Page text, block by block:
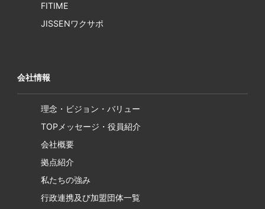
FITIME
JISSENワクサポ
会社情報
理念・ビジョン・バリュー
TOPメッセージ・役員紹介
会社概要
拠点紹介
私たちの強み
行政連携及び加盟団体一覧